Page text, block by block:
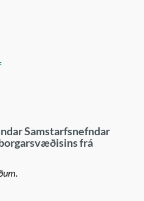
Samstarfsnefndar
frá